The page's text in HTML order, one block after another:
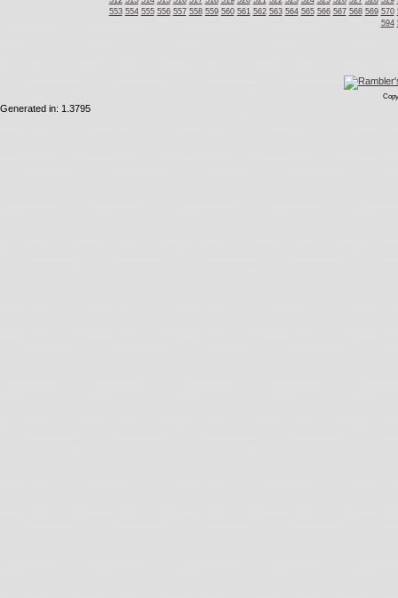
553 554 555 556 557 558 559 560 561 562 563 564 565 566 567 568 569 570
594
Generated in: 1.3795